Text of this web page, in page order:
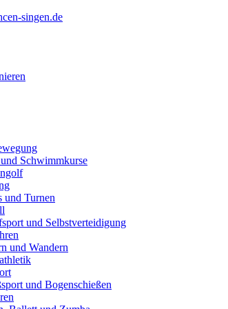
singen.de
Schwimmkurse
und Turnen
und Selbstverteidigung
und Wandern
und Bogenschießen